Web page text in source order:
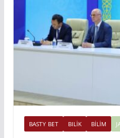
BASTY BET BILİK BİLİM